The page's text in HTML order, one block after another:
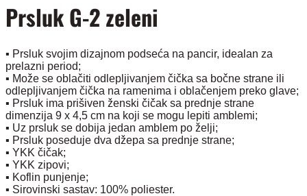
Prsluk G-2 zeleni
▪️ Prsluk svojim dizajnom podseća na pancir, idealan za
prelazni period;
▪️ Može se oblačiti odlepljivanjem čička sa bočne strane ili
odlepljivanjem čička na ramenima i oblačenjem preko glave;
▪️ Prsluk ima prišiven ženski čičak sa prednje strane
dimenzija 9 x 4,5 cm na koji se mogu lepiti amblemi;
▪️ Uz prsluk se dobija jedan amblem po želji;
▪️ Prsluk poseduje dva džepa sa prednje strane;
▪️ YKK čičak;
▪️ YKK zipovi;
▪️ Koflin punjenje;
▪️ Sirovinski sastav: 100% poliester.